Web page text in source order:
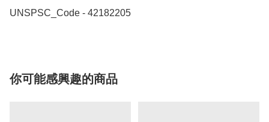
UNSPSC_Code - 42182205
你可能感興趣的商品